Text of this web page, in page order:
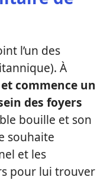
l’un des
À
commence un
des foyers
bouille et son
souhaite
et les
pour lui trouver